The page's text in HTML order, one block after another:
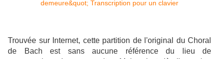
Trouvée sur Internet, cette partition de l'original du Choral
de Bach est sans aucune référence du lieu de